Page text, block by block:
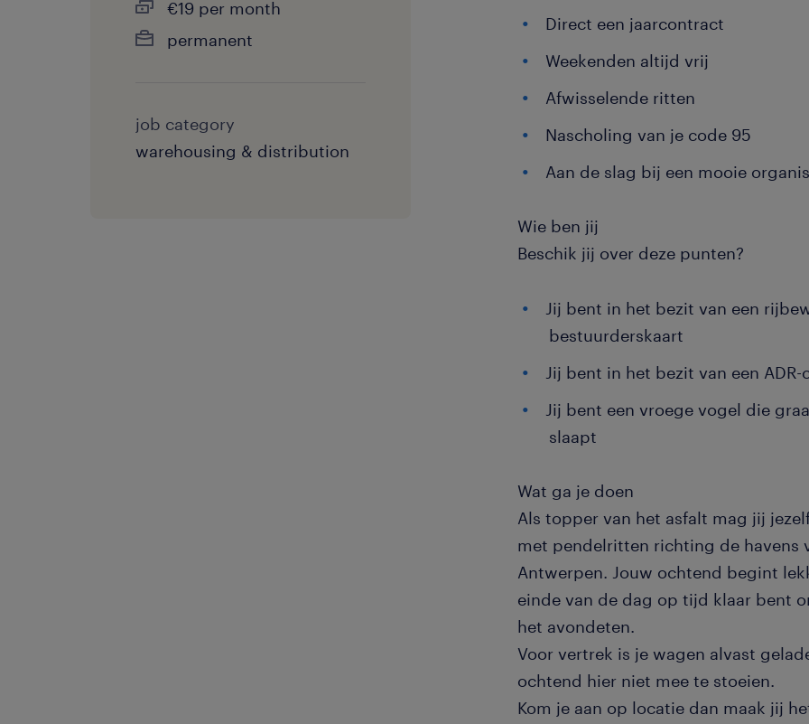
€19 per month
permanent
job category
warehousing & distribution
Direct een jaarcontract
Weekenden altijd vrij
Afwisselende ritten
Nascholing van je code 95
Aan de slag bij een mooie
Wie ben jij
Beschik jij over deze punten?
Jij bent in het bezit van een
bestuurderskaart
Jij bent in het bezit van een
Jij bent een vroege vogel die
slaapt
Wat ga je doen
Als topper van het asfalt mag jij
met pendelritten richting de havens
Antwerpen. Jouw ochtend begint
einde van de dag op tijd klaar bent
het avondeten.
Voor vertrek is je wagen alvast
ochtend hier niet mee te stoeien.
Kom je aan op locatie dan maak jij